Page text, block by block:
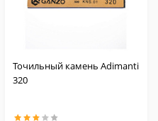
Точильный камень Adimanti
320